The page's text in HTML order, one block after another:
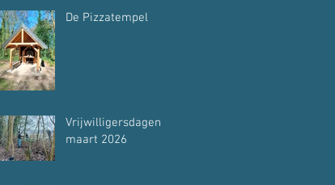
De Pizzatempel
Vrijwilligersdagen
maart 2026